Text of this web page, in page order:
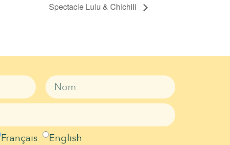
Spectacle Lulu & Chichili
Français English